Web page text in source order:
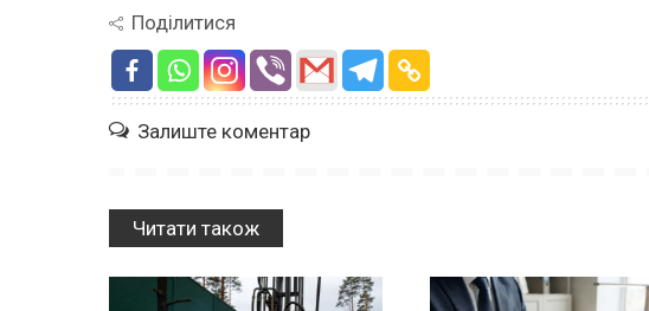
Поділитися
Залиште коментар
Читати також